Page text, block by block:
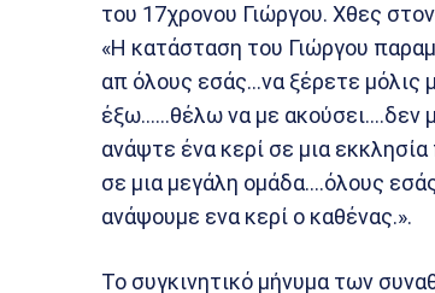
του 17χρονου Γιώργου. Χθες
«Η κατάσταση του Γιώργου
απ όλους εσάς…να ξέρετε μόλις
έξω……θέλω να με ακούσει….δεν
ανάψτε ένα κερί σε μια
σε μια μεγάλη ομάδα….όλους
ανάψουμε ενα κερί ο καθένας.».
Το συγκινητικό μήνυμα των